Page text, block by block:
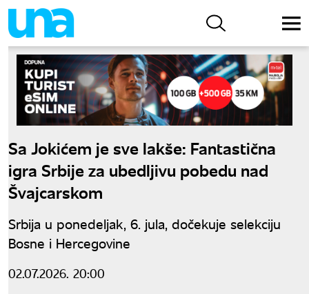
Sa Jokićem je sve lakše: Fantastična
igra Srbije za ubedljivu pobedu nad
Švajcarskom
Srbija u ponedeljak, 6. jula, dočekuje selekciju
Bosne i Hercegovine
02.07.2026. 20:00